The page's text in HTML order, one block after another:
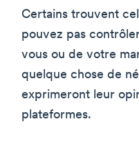
Certains trouvent
pouvez pas
vous ou de votre
quelque chose de
exprimeront leur
plateformes.